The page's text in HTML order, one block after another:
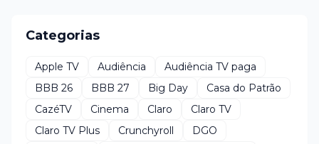
Categorias
Apple TV Audiência
Audiência TV paga
BBB 26
BBB 27 Big Day
Casa do Patrão
CazéTV
Cinema Claro
Claro TV
Claro TV Plus
Crunchyroll
DGO